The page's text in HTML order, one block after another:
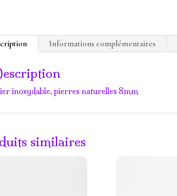
Informations complémentaires
inoxydable, pierres naturelles 8mm
similaires